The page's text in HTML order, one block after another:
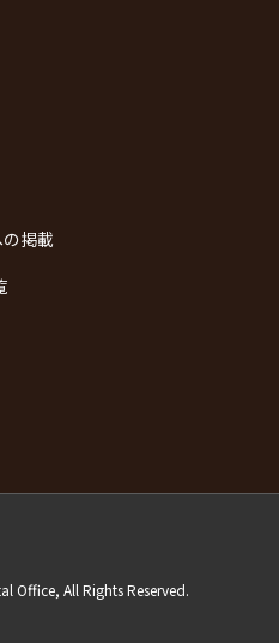
掲載
Office, All Rights Reserved.